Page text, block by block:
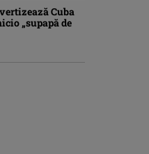
Cuba
„supapă de